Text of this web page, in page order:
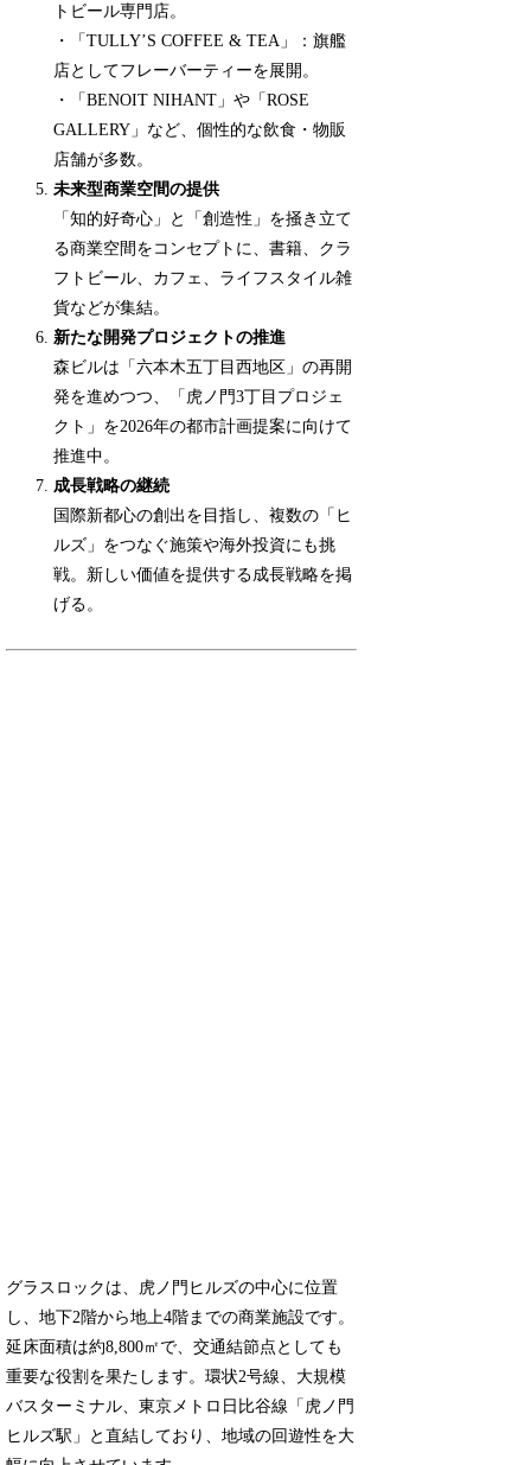
トビール専門店。
・「TULLY’S COFFEE & TEA」：旗艦
店としてフレーバーティーを展開。
・「BENOIT NIHANT」や「ROSE
GALLERY」など、個性的な飲食・物販
店舗が多数。
未来型商業空間の提供
「知的好奇心」と「創造性」を掻き立て
る商業空間をコンセプトに、書籍、クラ
フトビール、カフェ、ライフスタイル雑
貨などが集結。
新たな開発プロジェクトの推進
森ビルは「六本木五丁目西地区」の再開
発を進めつつ、「虎ノ門3丁目プロジェ
クト」を2026年の都市計画提案に向けて
推進中。
成長戦略の継続
国際新都心の創出を目指し、複数の「ヒ
ルズ」をつなぐ施策や海外投資にも挑
戦。新しい価値を提供する成長戦略を掲
げる。
グラスロックは、虎ノ門ヒルズの中心に位置
し、地下2階から地上4階までの商業施設です。
延床面積は約8,800㎡で、交通結節点としても
重要な役割を果たします。環状2号線、大規模
バスターミナル、東京メトロ日比谷線「虎ノ門
ヒルズ駅」と直結しており、地域の回遊性を大